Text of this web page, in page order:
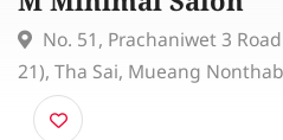
M Minimal Salon
No. 51, Prachaniwet 3
21), Tha Sai, Mueang